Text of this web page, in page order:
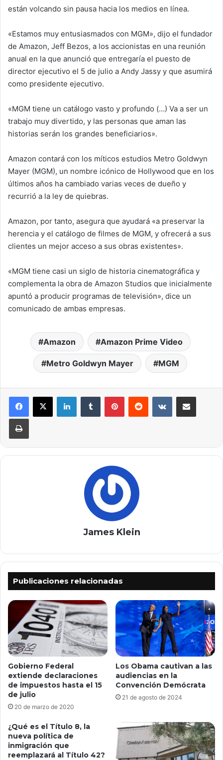
están volcando sin pausa hacia los medios en línea.
«Estamos muy entusiasmados con MGM», dijo el fundador
de Amazon, Jeff Bezos, a los accionistas en una reunión
anual en la que anunció que entregaría el puesto de
director ejecutivo el 5 de julio a Andy Jassy y que asumirá
como presidente ejecutivo.
«MGM tiene un catálogo vasto y profundo (…) Va a ser un
trabajo muy divertido, y las personas que aman las
historias serán los grandes beneficiarios».
Amazon contará con los míticos estudios Metro Goldwyn
Mayer (MGM), un nombre icónico de Hollywood que en los
últimos años ha cambiado varias veces de dueño y
recurrió a la ley de quiebras.
Amazon, por tanto, asegura que ayudará «a preservar la
herencia y el catálogo de filmes de MGM, y ofrecerá a sus
clientes un mejor acceso a sus obras existentes».
«MGM tiene casi un siglo de historia cinematográfica y
complementa la obra de Amazon Studios que inicialmente
apuntó a producir programas de televisión», dice un
comunicado de ambas empresas.
Amazon Amazon Prime Video
Metro Goldwyn Mayer MGM
LinkedInTumblr PinterestReddit VKontakteCompartir por correo
Imprimir
James Klein
Publicaciones relacionadas
Gobierno Federal
extiende declaraciones
de impuestos hasta el 15
de julio
20 de marzo de 2020
Los Obama cautivan a las
audiencias en la
Convención Demócrata
21 de agosto de 2024
¿Qué es el Título 8, la
nueva política de
inmigración que
reemplazará al Título 42?